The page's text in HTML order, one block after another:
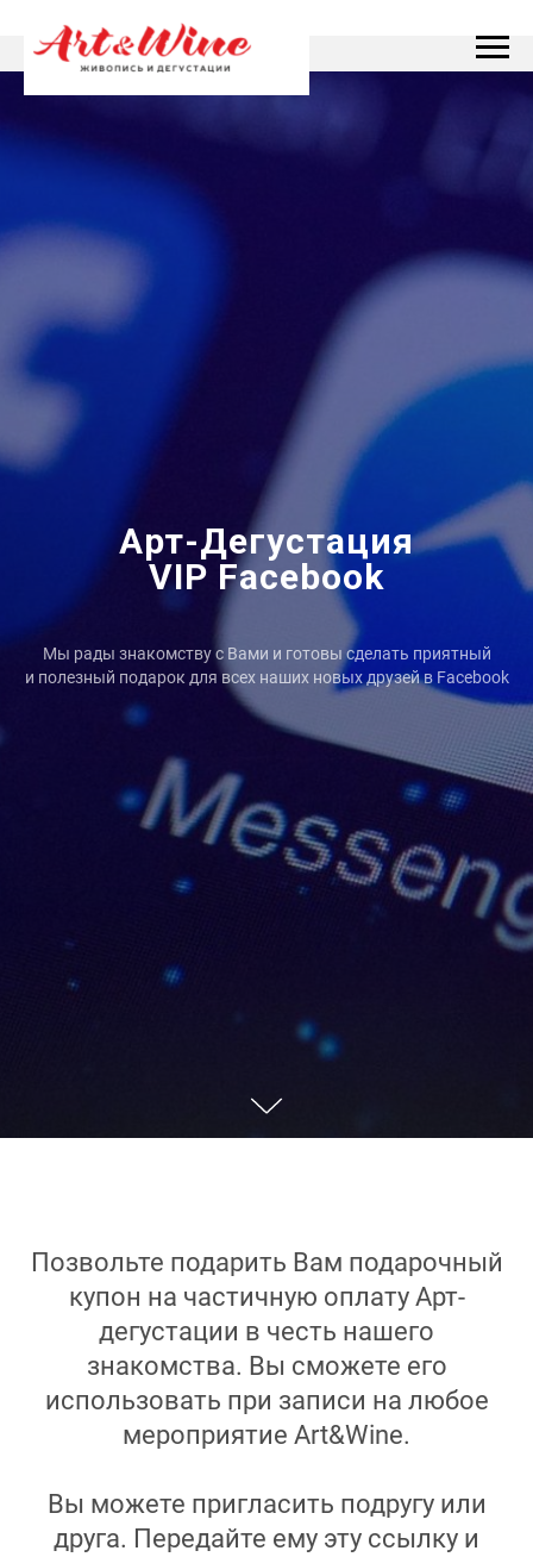
Арт-Дегустация
VIP Facebook
Мы рады знакомству с Вами и готовы сделать приятный
и полезный подарок для всех наших новых друзей в Facebook
Позвольте подарить Вам подарочный
купон на частичную оплату Арт-
дегустации в честь нашего
знакомства. Вы сможете его
использовать при записи на любое
мероприятие Art&Wine.
Вы можете пригласить подругу или
друга. Передайте ему эту ссылку и